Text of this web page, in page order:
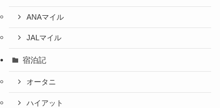
ANAマイル
JALマイル
宿泊記
オータニ
ハイアット